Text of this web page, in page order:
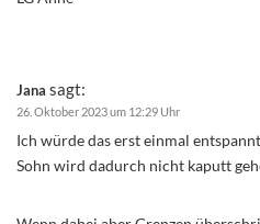
Jana sagt:
26. Oktober 2023 um 12:29 Uhr
Ich würde das erst einmal
Sohn wird dadurch nicht kaputt